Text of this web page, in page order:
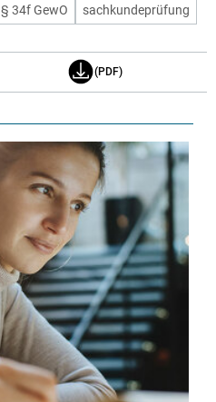
§ 34f GewO
sachkundeprüfung
(PDF)